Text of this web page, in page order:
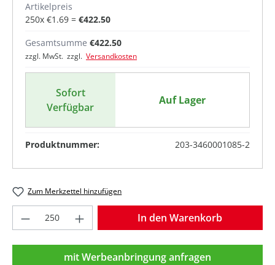
Artikelpreis
250x €1.69 = €422.50
Gesamtsumme €422.50
zzgl. MwSt. zzgl. Versandkosten
Sofort
Verfügbar
Auf Lager
Produktnummer: 203-3460001085-2
Zum Merkzettel hinzufügen
Produkt Anzahl: Gib den gewünschten
In den Warenkorb
mit Werbeanbringung anfragen